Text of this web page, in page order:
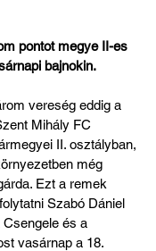
pontot megye II-es
bajnokin.
vereség eddig a
Mihály FC
II. osztályban,
még
Ezt a remek
Szabó Dániel
és a
vasárnap a 18.